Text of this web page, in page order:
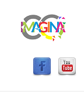
IRICE